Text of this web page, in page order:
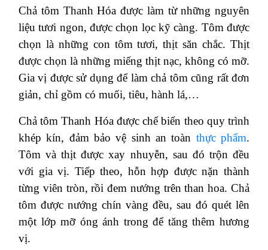
Chả tôm Thanh Hóa được làm từ những nguyên
liệu tươi ngon, được chọn lọc kỹ càng. Tôm được
chọn là những con tôm tươi, thịt săn chắc. Thịt
được chọn là những miếng thịt nạc, không có mỡ.
Gia vị được sử dụng để làm chả tôm cũng rất đơn
giản, chỉ gồm có muối, tiêu, hành lá,…
Chả tôm Thanh Hóa được chế biến theo quy trình
khép kín, đảm bảo vệ sinh an toàn thực phẩm.
Tôm và thịt được xay nhuyễn, sau đó trộn đều
với gia vị. Tiếp theo, hỗn hợp được nặn thành
từng viên tròn, rồi đem nướng trên than hoa. Chả
tôm được nướng chín vàng đều, sau đó quét lên
một lớp mỡ óng ánh trong để tăng thêm hương
vị.